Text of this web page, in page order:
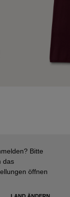
Bitte
das
öffnen